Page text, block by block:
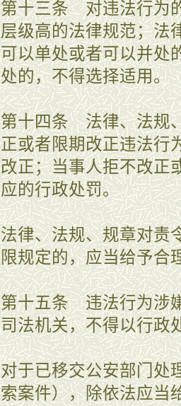
第十三条 对违法行为
层级高的法律规范；法
可以单处或者可以并处
处的，不得选择适用。
第十四条 法律、法规
正或者限期改正违法行
改正；当事人拒不改正
应的行政处罚。
法律、法规、规章对责
限规定的，应当给予合
第十五条 违法行为涉
司法机关，不得以行政
对于已移交公安部门处
索案件），除依法应当